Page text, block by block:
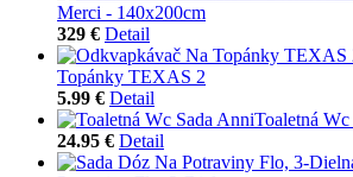
Merci - 140x200cm
329 € Detail
Topánky TEXAS 2
5.99 € Detail
Toaletná
24.95 € Detail